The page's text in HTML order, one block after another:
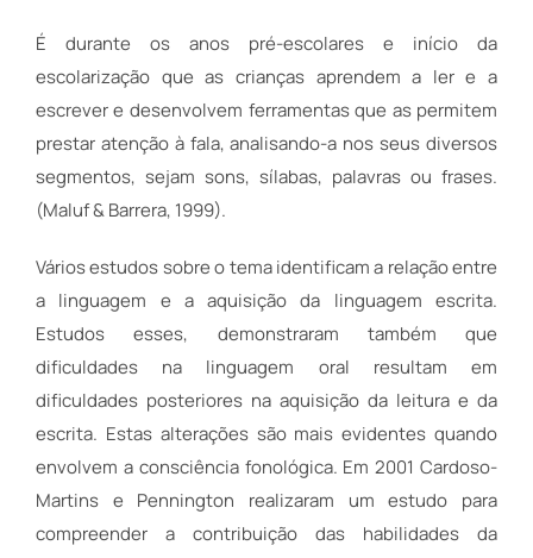
É durante os anos pré-escolares e início da
escolarização que as crianças aprendem a ler e a
escrever e desenvolvem ferramentas que as permitem
prestar atenção à fala, analisando-a nos seus diversos
segmentos, sejam sons, sílabas, palavras ou frases.
(Maluf & Barrera, 1999).
Vários estudos sobre o tema identificam a relação entre
a linguagem e a aquisição da linguagem escrita.
Estudos esses, demonstraram também que
dificuldades na linguagem oral resultam em
dificuldades posteriores na aquisição da leitura e da
escrita. Estas alterações são mais evidentes quando
envolvem a consciência fonológica. Em 2001 Cardoso-
Martins e Pennington realizaram um estudo para
compreender a contribuição das habilidades da